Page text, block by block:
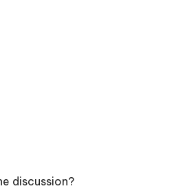
discussion?